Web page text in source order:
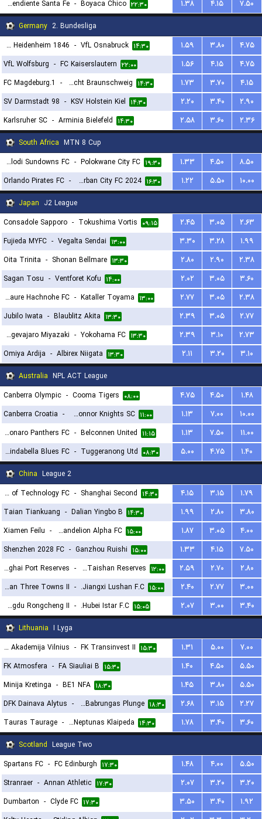
Independiente Santa Fe
- Boyaca Chico ۲۲:۳۰ ۱.۳۸ ۴.۱۵
۷.۵۰
Germany 2. Bundesliga
FC Heidenheim 1846
- VfL Osnabruck ۱۴:۳۰ ۱.۵۹ ۳.۸۰
۴.۷۵
VfL Wolfsburg - FC Kaiserslautern ۲۲:۰۰ ۱.۵۶ ۴.۱۵
۴.۷۵
1.FC Magdeburg - TSV Eintracht Braunschweig ۱۴:۳۰ ۱.۷۳ ۳.۷۰
۴.۱۵
SV Darmstadt 98 - KSV Holstein Kiel ۱۴:۳۰ ۲.۲۰ ۳.۴۰
۲.۹۰
Karlsruher SC - Arminia Bielefeld ۱۴:۳۰ ۲.۵۸ ۳.۶۰
۲.۳۶
South Africa MTN 8 Cup
Mamelodi Sundowns FC
- Polokwane City FC ۱۹:۳۰ ۱.۳۳ ۴.۵۰
۸.۵۰
Orlando Pirates FC - Durban City FC 2024 ۱۶:۳۰ ۱.۲۲ ۵.۵۰
۱۰.۰۰
Japan J2 League
Consadole Sapporo - Tokushima Vortis ۰۹:۱۵ ۲.۴۵ ۳.۰۵
۲.۶۳
Fujieda MYFC - Vegalta Sendai ۱۳:۰۰ ۳.۳۰ ۳.۲۸
۱.۹۹
Oita Trinita - Shonan Bellmare ۱۳:۳۰ ۲.۸۰ ۲.۹۰
۲.۳۸
Sagan Tosu - Ventforet Kofu ۱۴:۰۰ ۲.۰۲ ۳.۰۵
۳.۶۰
Vanraure Hachnohe FC
- Kataller Toyama ۱۳:۰۰ ۲.۷۷ ۳.۰۵
۲.۳۸
Jubilo Iwata - Blaublitz Akita ۱۳:۳۰ ۲.۳۹ ۳.۰۵
۲.۷۷
Tegevajaro Miyazaki
- Yokohama FC ۱۳:۳۰ ۲.۳۹ ۳.۱۰
۲.۷۳
Omiya Ardija - Albirex Niigata ۱۳:۳۰ ۲.۱۱ ۳.۲۰
۳.۱۰
Australia NPL ACT League
Canberra Olympic - Cooma Tigers ۰۸:۰۰ ۴.۷۵ ۴.۵۰
۱.۴۸
Canberra Croatia - O'Connor Knights SC ۱۱:۰۰ ۱.۱۳ ۷.۰۰
۱۰.۰۰
Monaro Panthers FC
- Belconnen United ۱۱:۱۵ ۱.۱۳ ۷.۵۰
۱۱.۰۰
Brindabella Blues FC
- Tuggeranong Utd ۰۸:۳۰ ۵.۰۰ ۴.۷۵
۱.۴۰
China League 2
Beijing Institute of Technology FC
- Shanghai Second ۱۴:۳۰ ۴.۱۵ ۳.۱۵
۱.۷۹
Taian Tiankuang - Dalian Yingbo B ۱۴:۳۰ ۱.۹۹ ۲.۸۰
۳.۸۰
Xiamen Feilu - Guangzhou Dandelion Alpha FC ۱۵:۰۰ ۱.۸۷ ۳.۰۵
۴.۰۰
Shenzhen 2028 FC - Ganzhou Ruishi ۱۵:۰۰ ۱.۳۳ ۴.۱۵
۷.۵۰
Shanghai Port Reserves
- Shandong Taishan Reserves ۱۲:۰۰ ۲.۵۹ ۲.۷۰
۲.۸۰
Wuhan Three Towns II
- Jiangxi Lushan F.C. ۱۵:۰۰ ۲.۴۰ ۲.۷۷
۳.۰۰
Chengdu Rongcheng II
- Hubei Istar F.C. ۱۵:۰۵ ۲.۰۷ ۳.۰۰
۳.۴۰
Lithuania I Lyga
Baltijos Futbolo Akademija Vilnius
- FK Transinvest II ۱۵:۳۰ ۱.۳۱ ۵.۰۰
۷.۰۰
FK Atmosfera - FA Siauliai B ۱۵:۳۰ ۱.۴۰ ۴.۵۰
۵.۵۰
Minija Kretinga - BE1 NFA ۱۸:۳۰ ۱.۴۵ ۳.۸۰
۵.۵۰
DFK Dainava Alytus - FK Babrungas Plunge ۱۸:۳۰ ۲.۶۸ ۳.۱۵
۲.۲۷
Tauras Taurage - FK Neptunas Klaipeda ۱۴:۳۰ ۱.۷۸ ۳.۴۰
۳.۶۰
Scotland League Two
Spartans FC - FC Edinburgh ۱۷:۳۰ ۱.۴۸ ۴.۰۰
۵.۵۰
Stranraer - Annan Athletic ۱۷:۳۰ ۲.۰۷ ۳.۲۰
۳.۲۰
Dumbarton - Clyde FC ۱۷:۳۰ ۳.۵۰ ۳.۴۰
۱.۹۲